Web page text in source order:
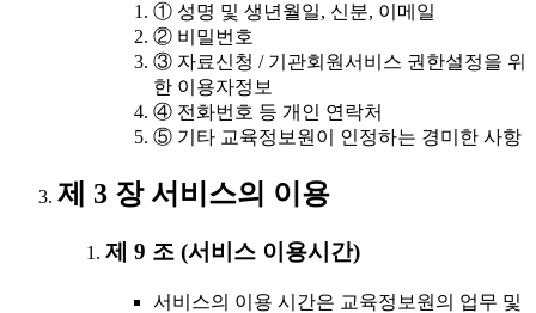
① 성명 및 생년월일, 신분, 이메일
② 비밀번호
③ 자료신청 / 기관회원서비스 권한설정을 위
한 이용자정보
④ 전화번호 등 개인 연락처
⑤ 기타 교육정보원이 인정하는 경미한 사항
제 3 장 서비스의 이용
제 9 조 (서비스 이용시간)
서비스의 이용 시간은 교육정보원의 업무 및